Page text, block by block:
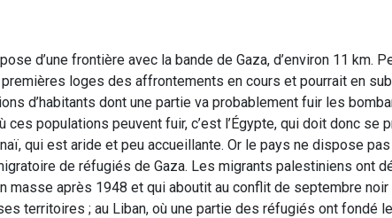
d’une frontière avec la bande de Gaza, d’environ 11 km.
loges des affrontements en cours et pourrait en
d’habitants dont une partie va probablement fuir les
populations peuvent fuir, c’est l’Égypte, qui doit donc se
qui est aride et peu accueillante. Or le pays ne dispose
de réfugiés de Gaza. Les migrants palestiniens ont
après 1948 et qui aboutit au conflit de septembre noir
territoires ; au Liban, où une partie des réfugiés ont fondé